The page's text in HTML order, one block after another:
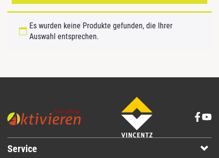
Es wurden keine Produkte gefunden, die Ihrer
Auswahl entsprechen.
Service